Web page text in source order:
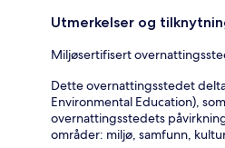
Utmerkelser og
Miljøsertifisert
Dette overnattingsstedet
Environmental Education),
overnattingsstedets
områder: miljø, samfunn,